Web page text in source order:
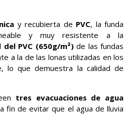
y recubierta de PVC, la funda
y muy resistente a la
del PVC (650g/m²)de las fundas
a la de las lonas utilizadas en los
lo que demuestra la calidad de
tres evacuaciones de agua
fin de evitar que el agua de lluvia